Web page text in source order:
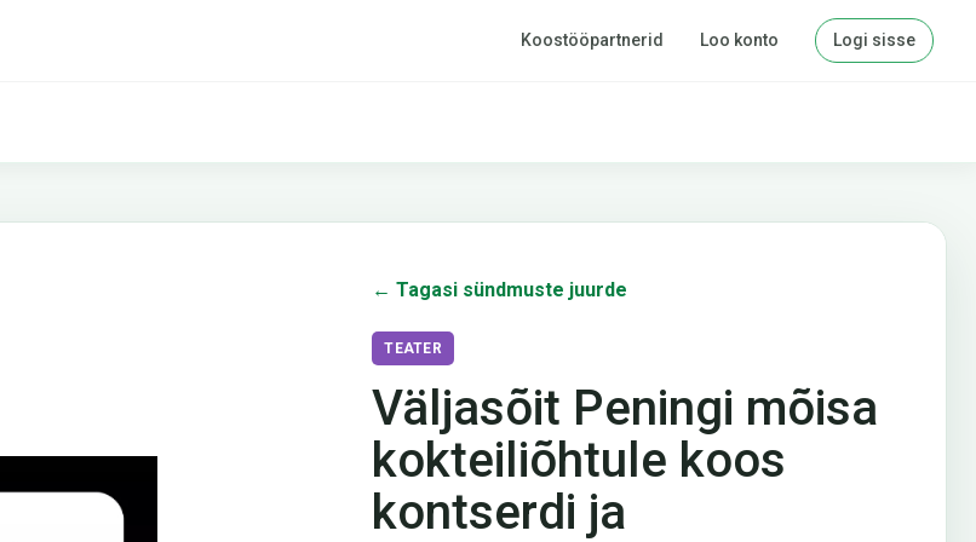
Koostööpartnerid Loo konto Logi sisse
← Tagasi sündmuste juurde
TEATER
Väljasõit Peningi mõisa
kokteiliõhtule koos
kontserdi ja